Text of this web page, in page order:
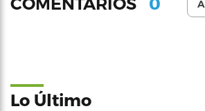
Lo Último